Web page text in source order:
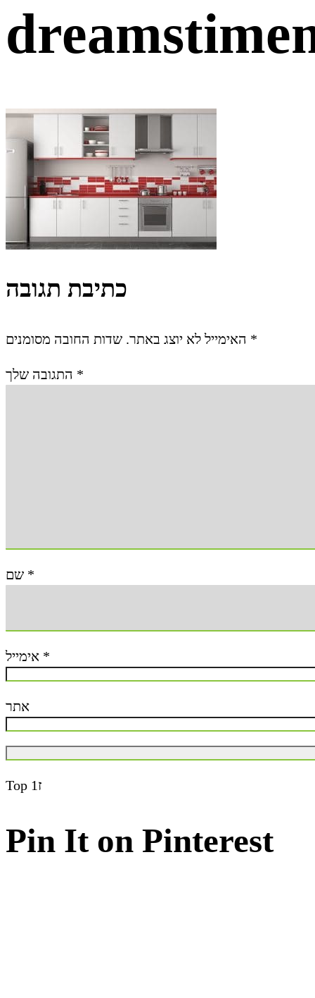
כתיבת תגובה
האימייל לא יוצג באתר. *
*
*
*
אתר
Top ז1
Pin It on Pinterest